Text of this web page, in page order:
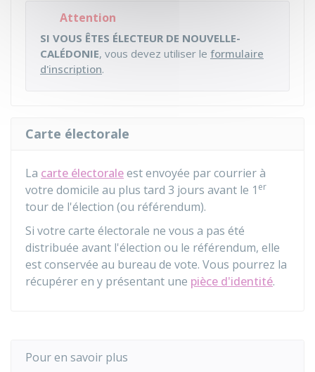
Attention
SI VOUS ÊTES ÉLECTEUR DE NOUVELLE-
CALÉDONIE, vous devez utiliser le formulaire
d'inscription.
Carte électorale
La carte électoraleest envoyée par courrier à
votre domicile au plus tard 3 jours avant le 1 er
tour de l'élection (ou référendum).
Si votre carte électorale ne vous a pas été
distribuée avant l'élection ou le référendum, elle
est conservée au bureau de vote. Vous pourrez la
récupérer en y présentant une pièce d'identité.
Pour en savoir plus